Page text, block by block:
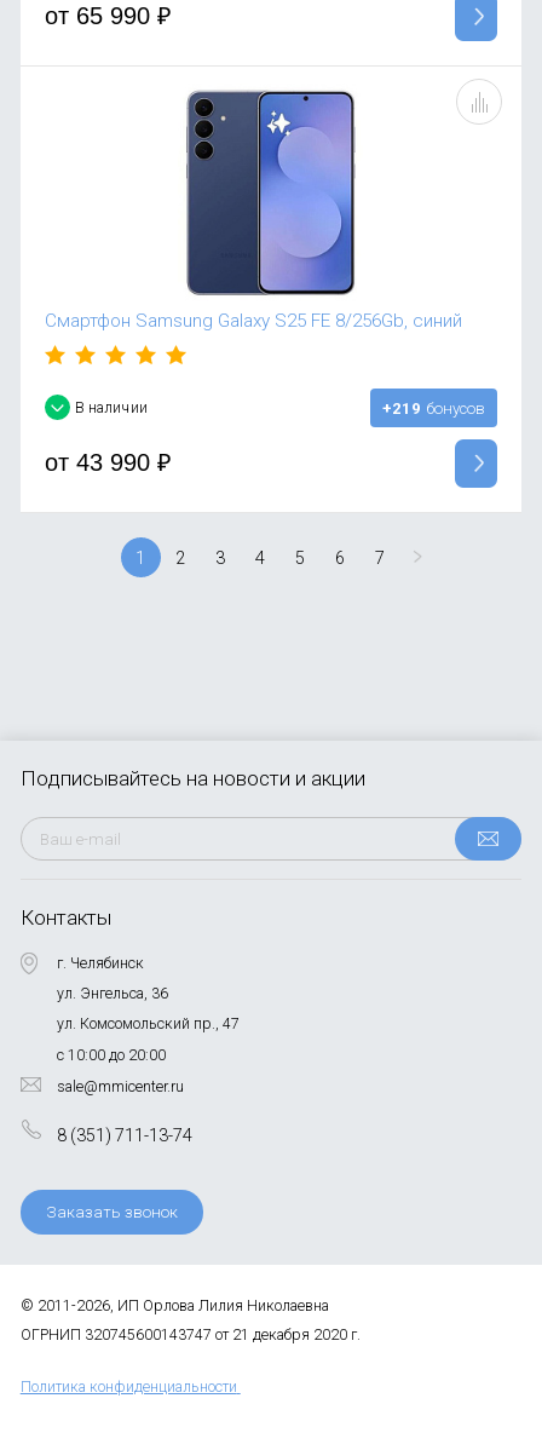
от65 990 ₽
Смартфон Samsung Galaxy S25 FE 8/256Gb, синий
В наличии +219 бонусов
от43 990 ₽
1 2 3 4 5 6 7
Контакты
г. Челябинск
ул. Энгельса, 36
ул. Комсомольский пр., 47
с 10:00 до 20:00
sale@mmicenter.ru
8 (351) 711-13-74
Заказать звонок
Подписывайтесь на новости и акции
© 2011-2026, ИП Орлова Лилия Николаевна
ОГРНИП 320745600143747 от 21 декабря 2020 г.
Политика конфиденциальности